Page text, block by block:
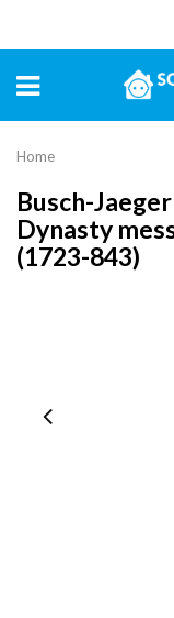
Home
Busch-
Dynasty
(1723-843)